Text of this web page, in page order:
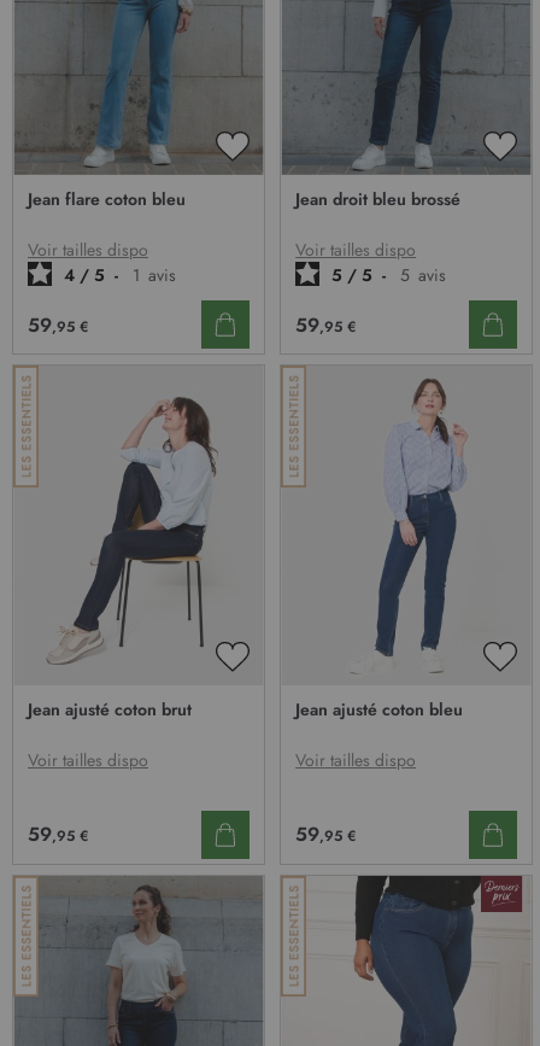
AJOUTER
D’ENVIE
Jean flare coton bleu
Voir tailles dispo
4 / 5 - 1 avis
59,95 €
Jean droit bleu brossé
Voir tailles dispo
5 / 5 - 5 avis
59,95 €
D’ENVIE
Jean ajusté coton brut
Voir tailles dispo
59,95 €
Jean ajusté coton bleu
Voir tailles dispo
59,95 €